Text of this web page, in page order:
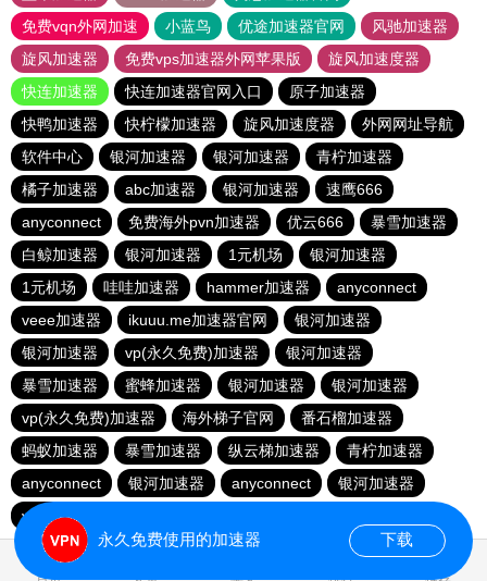
免费vqn外网加速
小蓝鸟 优途加速器官网
风驰加速器
旋风加速器
免费vps加速器外网苹果版
旋风加速度器
快连加速器
快连加速器官网入口
原子加速器
快鸭加速器
快柠檬加速器 旋风加速度器
外网网址导航
软件中心
银河加速器 银河加速器
青柠加速器
橘子加速器
abc加速器 银河加速器
速鹰666
anyconnect
免费海外pvn加速器 优云666
暴雪加速器
白鲸加速器
银河加速器 1元机场
银河加速器
1元机场
哇哇加速器 hammer加速器
anyconnect
veee加速器
ikuuu.me加速器官网
银河加速器
银河加速器
vp(永久免费)加速器
银河加速器
暴雪加速器
蜜蜂加速器 银河加速器
银河加速器
vp(永久免费)加速器
海外梯子官网
番石榴加速器
蚂蚁加速器
暴雪加速器 纵云梯加速器
青柠加速器
anyconnect
银河加速器 anyconnect
银河加速器
vp(永久免费)加速器
永久免费使用的加速器 下载